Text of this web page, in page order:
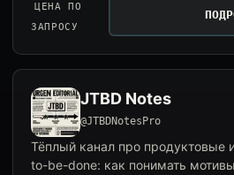
ЦЕНА ПО
ЗАПРОСУ
JTBD Notes
@JTBDNotesPro
Тёплый канал про продуктовые
to-be-done: как понимать